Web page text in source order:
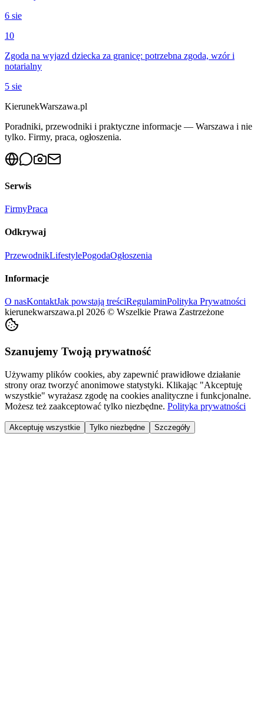
6 sie
10
Zgoda na wyjazd dziecka za granicę: potrzebna zgoda, wzór i
notarialny
5 sie
KierunekWarszawa.pl
Poradniki, przewodniki i praktyczne informacje — Warszawa i nie
tylko. Firmy, praca, ogłoszenia.
Serwis
FirmyPraca
Odkrywaj
PrzewodnikLifestylePogodaOgłoszenia
Informacje
O nasKontaktJak powstają treściRegulaminPolityka Prywatności
kierunekwarszawa.pl 2026 © Wszelkie Prawa Zastrzeżone
Szanujemy Twoją prywatność
Używamy plików cookies, aby zapewnić prawidłowe działanie
strony oraz tworzyć anonimowe statystyki. Klikając "Akceptuję
wszystkie" wyrażasz zgodę na cookies analityczne i funkcjonalne.
Możesz też zaakceptować tylko niezbędne. Polityka prywatności
Akceptuję wszystkie Tylko niezbędne Szczegóły